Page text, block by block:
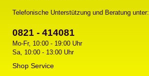
Telefonische Unterstützung und Beratung unter:
0821 - 414081
Mo-Fr, 10:00 - 19:00 Uhr
Sa, 10:00 - 13:00 Uhr
Shop Service